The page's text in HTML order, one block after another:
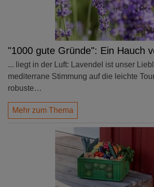
"1000 gute Gründe": Ein Hauch
... liegt in der Luft: Lavendel ist unser
mediterrane Stimmung auf die leichte
robuste…
Mehr zum Thema